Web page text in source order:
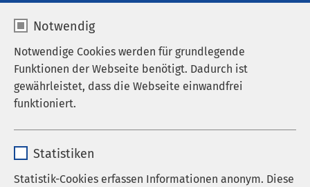
Notwendig
Notwendige Cookies werden für grundlegende
Funktionen der Webseite benötigt. Dadurch ist
gewährleistet, dass die Webseite einwandfrei
funktioniert.
Anbieter sgalinski
Statistiken
Statistik-Cookies erfassen Informationen anonym. Diese
Hans Ralfs - Biografie
Das Hans-Ralfs-Haus für Kunst und Kultur ist nach
dem schleswig-holsteinischen Maler und Grafiker
lange Zeit vergessene Künstler hat 17 Jahre lang
(1925 bis 1942) in der Fachklinik Neustadt gelebt